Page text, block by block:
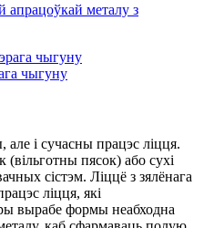
апрацоўкай металу з
чыгуну
і сучасны працэс ліцця.
пясок) або сухі
сістэм. Ліццё з зялёнага
ліцця, які
вырабе формы неабходна